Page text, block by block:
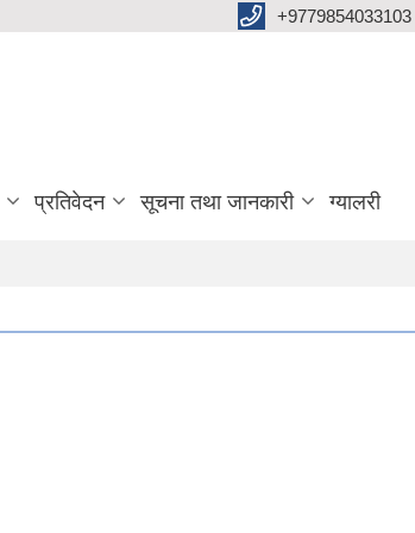
+9779854033103
प्रतिवेदन सूचना तथा जानकारी ग्यालरी